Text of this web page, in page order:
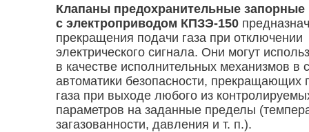
Клапаны предохранительные запорные
с электроприводом КПЗЭ-150
прекращения подачи газа при отключении
электрического сигнала. Они могут
в качестве исполнительных механизмов в
автоматики безопасности, прекращающих
газа при выходе любого из
параметров на заданные пределы
загазованности, давления и т. п.).